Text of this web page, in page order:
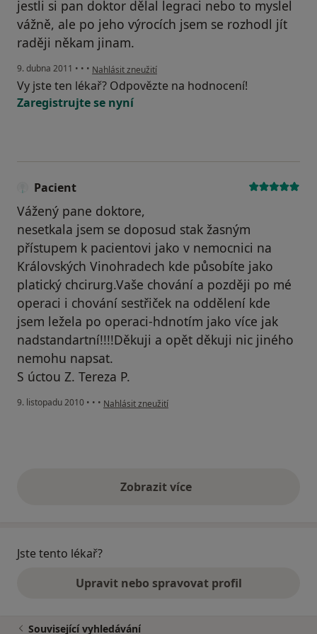
jestli si pan doktor dělal legraci nebo to myslel
vážně, ale po jeho výrocích jsem se rozhodl jít
raději někam jinam.
9. dubna 2011 • • • podle názoru uživatele Pacient
Nahlásit zneužití
Vy jste ten lékař? Odpovězte na hodnocení!
Zaregistrujte se nyní
Pacient
Vážený pane doktore,
nesetkala jsem se doposud stak žasným
přístupem k pacientovi jako v nemocnici na
Královských Vinohradech kde působíte jako
platický chcirurg.Vaše chování a později po mé
operaci i chování sestřiček na oddělení kde
jsem ležela po operaci-hdnotím jako více jak
nadstandartní!!!!Děkuji a opět děkuji nic jiného
nemohu napsat.
S úctou Z. Tereza P.
9. listopadu 2010 • • • podle názoru uživatele Pacient
Nahlásit zneužití
Zobrazit vícevýše uvedené názory
Jste tento lékař?
Upravit nebo spravovat profil
Související vyhledávání